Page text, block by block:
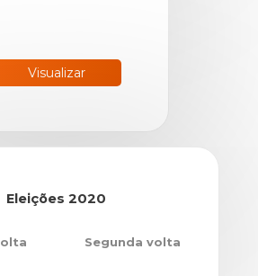
Visualizar
Eleições 2020
Segunda volta